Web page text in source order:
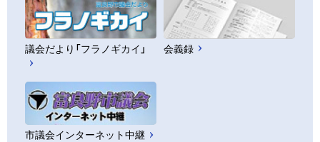
議会だより「フラノギカイ」 会義録
市議会インターネット中継